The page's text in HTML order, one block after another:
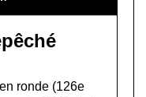
ronde (126e